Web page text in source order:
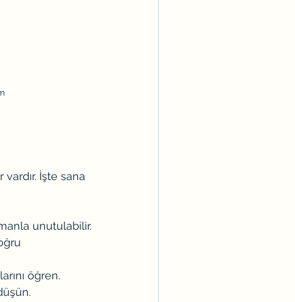
İşte sana
unutulabilir.
öğren.